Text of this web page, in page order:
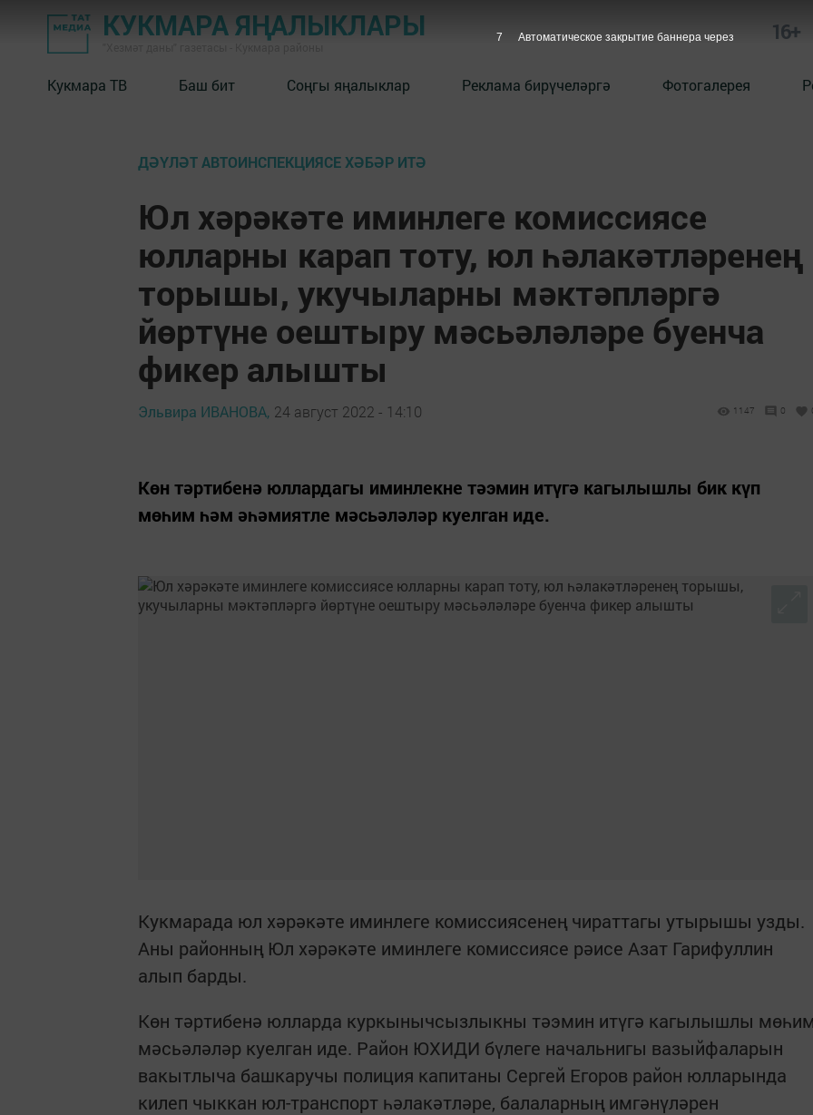
КУКМАРА ЯҢАЛЫКЛАРЫ 16+
Кукмара ТВ Баш бит Соңгы яңалыклар Реклама бирүчеләргә Фотогалерея
ДӘҮЛӘТ АВТОИНСПЕКЦИЯСЕ ХӘБӘР ИТӘ
Юл хәрәкәте иминлеге комиссиясе
юлларны карап тоту, юл һәлакәтләренең
торышы, укучыларны мәктәпләргә
йөртүне оештыру мәсьәләләре буенча
фикер алышты
Эльвира ИВАНОВА, 24 август 2022 - 14:10 1147 0
Көн тәртибенә юллардагы иминлекне тәэмин итүгә кагылышлы бик күп
мөһим һәм әһәмиятле мәсьәләләр куелган иде.
Кукмарада юл хәрәкәте иминлеге комиссиясенең чираттагы утырышы узды.
Аны районның Юл хәрәкәте иминлеге комиссиясе рәисе Азат Гарифуллин
алып барды.
Көн тәртибенә юлларда куркынычсызлыкны тәэмин итүгә кагылышлы
мәсьәләләр куелган иде. Район ЮХИДИ бүлеге начальнигы вазыйфаларын
вакытлыча башкаручы полиция капитаны Сергей Егоров район юлларында
килеп чыккан юл-транспорт һәлакәтләре, балаларның имгәнүләрен
6 Автоматическое закрытие баннера через